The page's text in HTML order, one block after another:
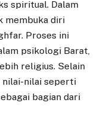
spiritual. Dalam
membuka diri
Proses ini
psikologi Barat,
religius. Selain
nilai-nilai seperti
bagian dari